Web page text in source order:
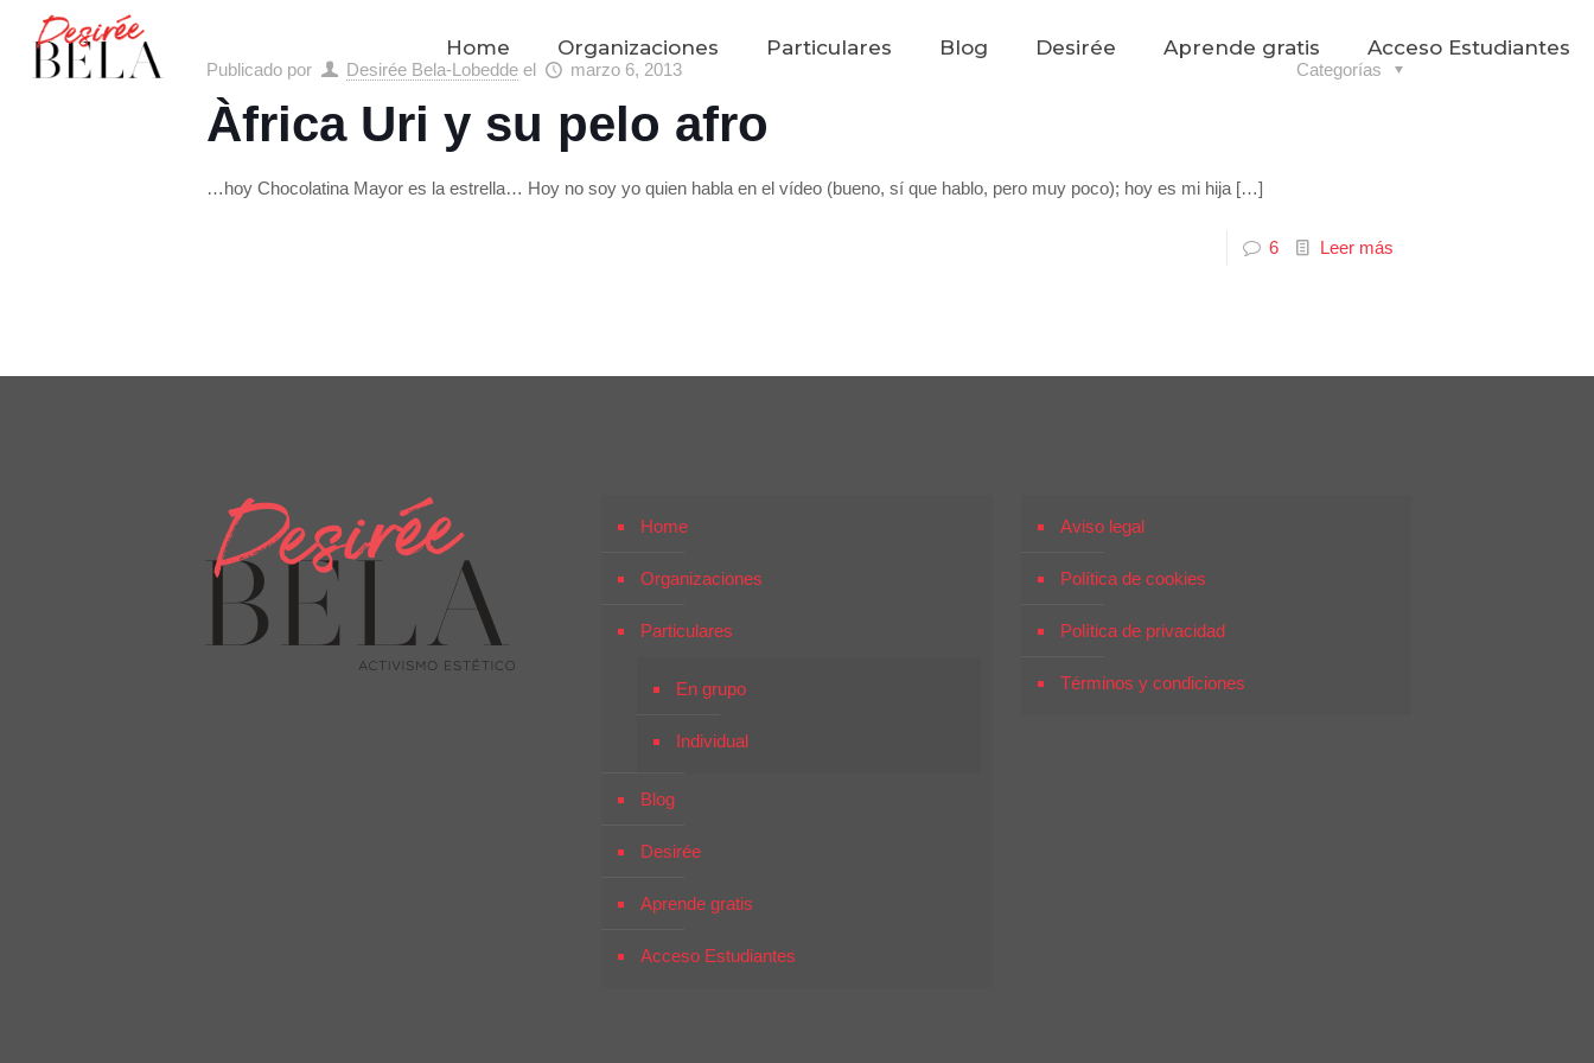
Home Organizaciones Particulares Blog Desirée Aprende gratis Acceso Estudiantes
Publicado por Desirée Bela-Lobedde el marzo 6, 2013 Categorías
Àfrica Uri y su pelo afro
…hoy Chocolatina Mayor es la estrella… Hoy no soy yo quien habla en el vídeo (bueno, sí que hablo, pero muy poco); hoy es mi hija […]
6 Leer más
Home
Organizaciones
Particulares
En grupo
Individual
Blog
Desirée
Aprende gratis
Acceso Estudiantes
Aviso legal
Política de cookies
Política de privacidad
Términos y condiciones